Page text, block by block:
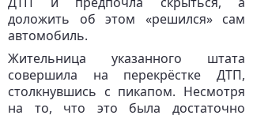
доложить об этом «решился» сам
автомобиль.
Жительница указанного штата
совершила на перекрёстке ДТП,
столкнувшись с пикапом. Несмотря
на то, что это была достаточно